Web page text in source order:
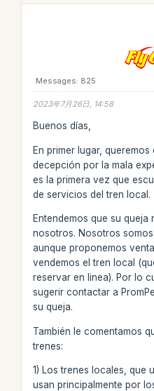
Messages: 825
2023年7月26日, 14:58
Buenos días,
En primer lugar,
decepción por la mala
es la primera vez que
de servicios del tren local.
Entendemos que su
nosotros. Nosotros
aunque proponemos
vendemos el tren local
reservar en linea). Por lo
sugerir contactar a
su queja.
También le comentamos
trenes:
1) Los trenes locales, que
usan principalmente por